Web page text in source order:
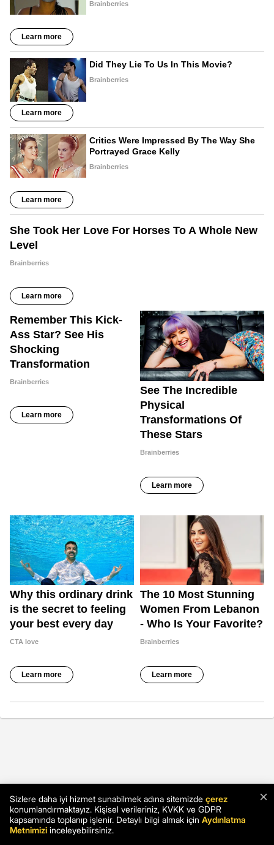
© Copyright 2026 Tüm Hakları Gizlidir.
×
Sizlere daha iyi hizmet sunabilmek adına sitemizde çerez
konumlandırmaktayız. Kişisel verileriniz, KVKK ve GDPR
kapsamında toplanıp işlenir. Detaylı bilgi almak için Aydınlatma
Metnimizi inceleyebilirsiniz.